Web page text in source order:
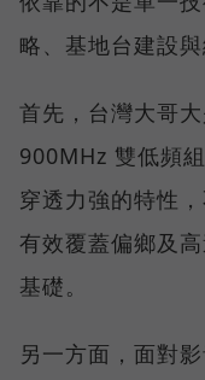
略、基地台建設與
首先，台灣大哥
900MHz 雙低頻
穿透力強的特性
有效覆蓋偏鄉及
基礎。
另一方面，面對